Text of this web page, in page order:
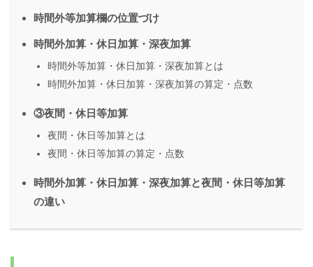
時間外等加算欄の位置づけ
時間外加算・休日加算・深夜加算
時間外等加算・休日加算・深夜加算とは
時間外加算・休日加算・深夜加算の算定・点数
③夜間・休日等加算
夜間・休日等加算とは
夜間・休日等加算の算定・点数
時間外加算・休日加算・深夜加算と夜間・休日等加算
の違い